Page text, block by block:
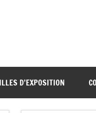
D’EXPOSITION